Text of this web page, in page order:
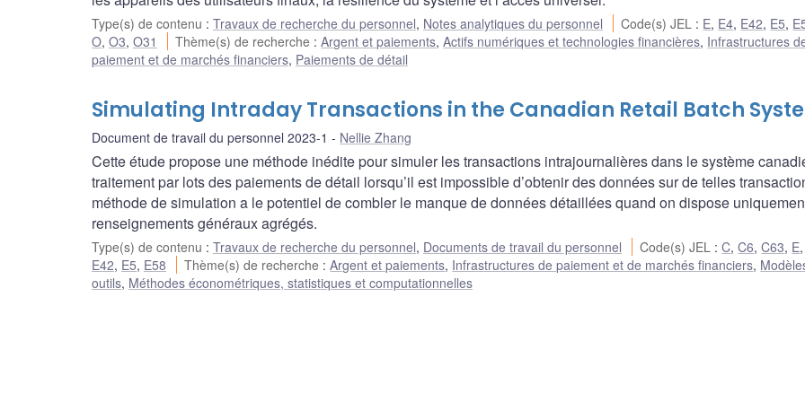
Type(s) de contenu : Travaux de recherche du personnel, Notes analytiques du personnel Code(s) JEL : E, E4, E42, E5,
O, O3, O31 Thème(s) de recherche :Argent et paiements,Actifs numériques et technologies financières, Infrastructures
paiement et de marchés financiers, Paiements de détail
Simulating Intraday Transactions in the Canadian Retail Batch
Document de travail du personnel 2023-1 Nellie Zhang
Cette étude propose une méthode inédite pour simuler les transactions intrajournalières dans le système
traitement par lots des paiements de détail lorsqu’il est impossible d’obtenir des données sur de telles
méthode de simulation a le potentiel de combler le manque de données détaillées quand on dispose
renseignements généraux agrégés.
Type(s) de contenu : Travaux de recherche du personnel, Documents de travail du personnel Code(s) JEL :C,C6,C63, E,
E42, E5, E58 Thème(s) de recherche :Argent et paiements, Infrastructures de paiement et de marchés financiers,
outils, Méthodes économétriques, statistiques et computationnelles